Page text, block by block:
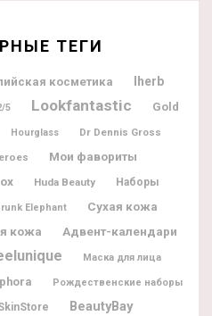
ТЕГИ
косметика Iherb
5 Lookfantastic
Gold
Hourglass Dr Dennis Gross
Мои фавориты
Huda Beauty Наборы
Elephant
Сухая кожа
кожа Адвент-календари
Маска для лица
Рождественские наборы
BeautyBay